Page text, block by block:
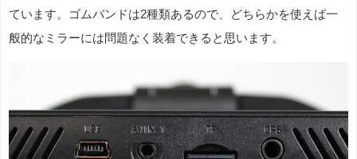
ています。ゴムバンドは2種類あるので、どちらかを使えば一
般的なミラーには問題なく装着できると思います。